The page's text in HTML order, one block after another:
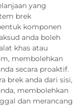
yang
brek
komponen
anda boleh
khas atau
membolehkan
secara proaktif.
brek anda dari sisi,
membolehkan
dan merancang